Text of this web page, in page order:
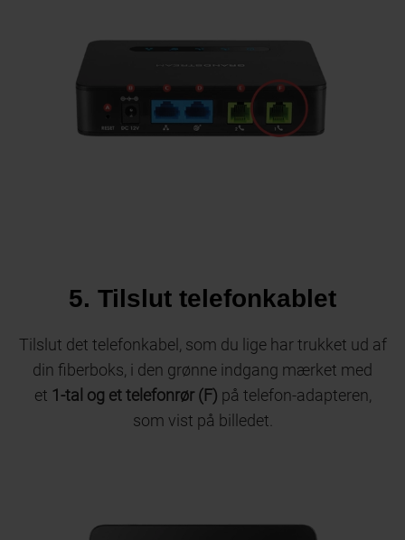
5. Tilslut telefonkablet
Tilslut det telefonkabel, som du lige har trukket ud af
din fiberboks, i den grønne indgang mærket med
et 1-tal og et telefonrør (F) på telefon-adapteren,
som vist på billedet.